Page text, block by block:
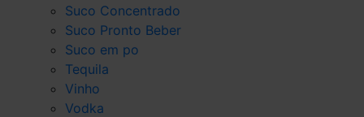
Suco Concentrado
Suco Pronto Beber
Suco em po
Tequila
Vinho
Vodka